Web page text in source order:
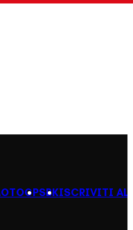
SBKISCRIVITI AL